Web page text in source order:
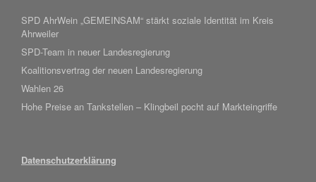
SPD AhrWein „GEMEINSAM“ stärkt soziale Identität im Kreis
Ahrweiler
SPD-Team in neuer Landesregierung
Koalitionsvertrag der neuen Landesregierung
Wahlen 26
Hohe Preise an Tankstellen – Klingbeil pocht auf Markteingriffe
Datenschutzerklärung